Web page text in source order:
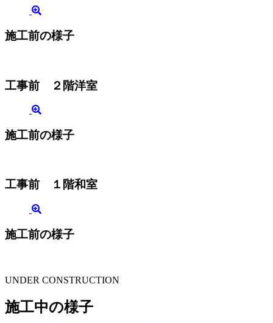
施工前の様子
工事前 ２階洋室
施工前の様子
工事前 １階和室
施工前の様子
UNDER CONSTRUCTION
施工中の様子